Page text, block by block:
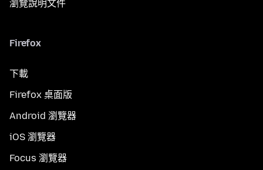
瀏覽說明文件
Firefox
下載
Firefox 桌面版
Android 瀏覽器
iOS 瀏覽器
Focus 瀏覽器